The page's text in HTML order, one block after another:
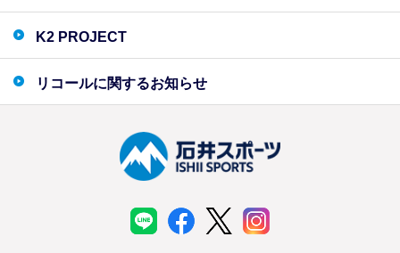
K2 PROJECT
リコールに関するお知らせ